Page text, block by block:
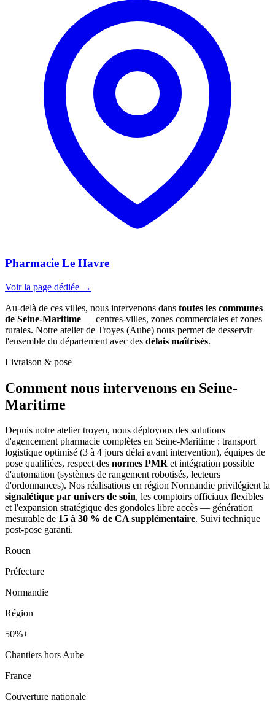
Pharmacie Le Havre
Voir la page dédiée →
Au-delà de ces villes, nous intervenons dans toutes les communes
de Seine-Maritime — centres-villes, zones commerciales et zones
rurales. Notre atelier de Troyes (Aube) nous permet de desservir
l'ensemble du département avec des délais maîtrisés.
Livraison & pose
Comment nous intervenons en Seine-
Maritime
Depuis notre atelier troyen, nous déployons des solutions
d'agencement pharmacie complètes en Seine-Maritime : transport
logistique optimisé (3 à 4 jours délai avant intervention), équipes de
pose qualifiées, respect des normes PMR et intégration possible
d'automation (systèmes de rangement robotisés, lecteurs
d'ordonnances). Nos réalisations en région Normandie privilégient la
signalétique par univers de soin, les comptoirs officiaux flexibles
et l'expansion stratégique des gondoles libre accès — génération
mesurable de 15 à 30 % de CA supplémentaire. Suivi technique
post-pose garanti.
Rouen
Préfecture
Normandie
Région
50%+
Chantiers hors Aube
France
Couverture nationale